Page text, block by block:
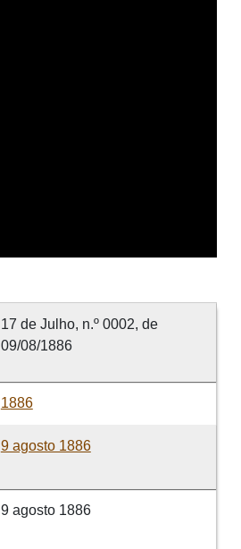
17 de Julho, n.º 0002, de
09/08/1886
1886
9 agosto 1886
9 agosto 1886